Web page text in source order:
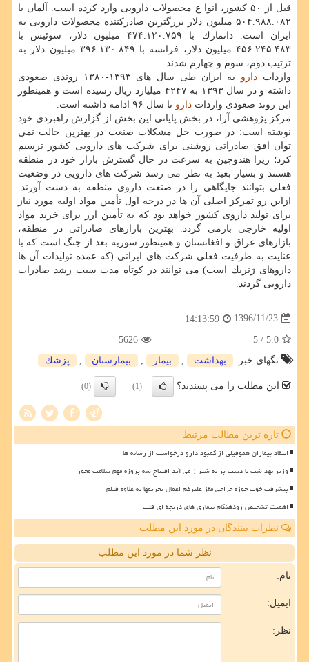
قبل از ۵۰ كشور، انوا ع محصولات دارویی وارد كرده است. آلمان با
۵۰۴.۹۸۸.۰۸۲ میلیون دلار بزرگترین صادركننده محصولات دارویی به
ایران است. دانمارك با ۴۷۴.۱۲۰.۷۵۹ میلیون دلار، سوئیس با
۴۵۶.۲۴۵.۴۸۳ میلیون دلار، فرانسه با ۳۹۶.۱۳۰.۸۴۹ میلیون دلار به
ترتیب دوم، سوم و چهارم شدند.
واردات دارو
به ایران طی سال های ۱۳۹۳-۱۳۸۰ روندی صعودی
داشته و در سال ۱۳۹۳ به ۴۲۴۷ میلیارد ریال رسیده است و همینطور
این روند صعودی واردات دارو تا سال ۹۶ ادامه داشته است.
مركز پژوهشی آرا، در بخش پایانی این بخش از گزارش راهبردی خود
نوشته است: در صورت حل مشكلات صنعت در بهترین حالت نمی
توان افق صادراتی روشنی برای شركت های دارویی كشور ترسیم
كرد؛ زیرا هندوچین به سرعت در حال گسترش بازار خود در منطقه
هستند و بسیار بعید به نظر می رسد شركت های دارویی در وضعیت
فعلی بتوانند جایگاهی را در صنعت داروی منطقه به دست آورند.
ازاین رو تمركز اصلی آن ها در درجه اول تأمین مواد اولیه مورد نیاز
برای تولید داروی كشور خواهد بود كه به تأمین ارز برای خرید مواد
اولیه خارجی بازمی گردد. بهترین بازارهای صادراتی در منطقه،
بازارهای عراق و افغانستان و همینطور سوریه بعد از جنگ است كه با
عنایت به ظرفیت فعلی شركت های ایرانی (كه عمده تولیدات آن ها
داروهای ژنریك است) می توانند در كوتاه مدت سبب رشد صادرات
دارویی گردند.
1396/11/23
14:13:59
5.0
/ 5
5626
تگهای خبر:
بهداشت بیمار بیمارستان پزشك
این مطلب را می پسندید؟ (1)
(0)
تازه ترین مطالب مرتبط
انتقاد بیماران هموفیلی از کمبود دارو درخواست از رسانه ها
وزیر بهداشت با دست پر به شیراز می آید افتتاح سه پروژه مهم سلامت محور
پیشرفت خوب حوزه جراحی مغز علیرغم اعمال تحریمها به علاوه فیلم
اهمیت تشخیص زودهنگام بیماری های دریچه ای قلب
نظرات بینندگان در مورد این مطلب
نظر شما در مورد این مطلب
نام:
ایمیل:
نظر: